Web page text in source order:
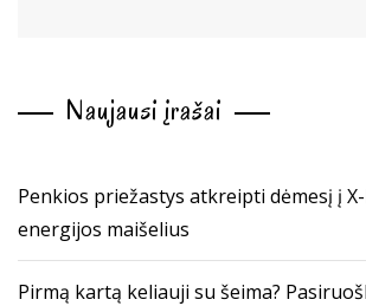
Naujausi įrašai
Penkios priežastys atkreipti dėmesį į
energijos maišelius
Pirmą kartą keliauji su šeima?